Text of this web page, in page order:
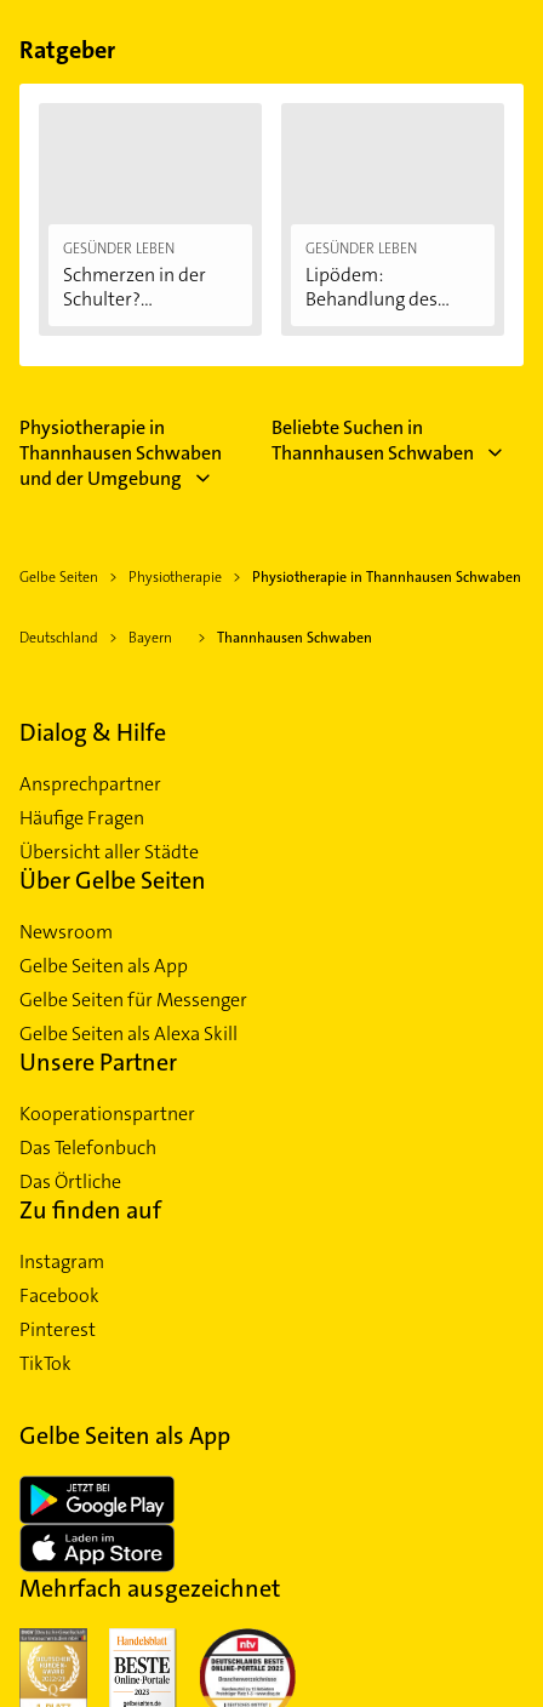
Feiertagen abweichen können.
Ratgeber
GESÜNDER LEBEN
Schmerzen in der
Schulter?
GESÜNDER LEBEN
Lipödem:
Behandlung des
Physiotherapie in
Thannhausen Schwaben
und der Umgebung
Beliebte Suchen in
Thannhausen Schwaben
Gelbe Seiten Physiotherapie Physiotherapie in Thannhausen Schwaben
Deutschland Bayern Thannhausen Schwaben
Dialog & Hilfe
Ansprechpartner
Häufige Fragen
Übersicht aller Städte
Über Gelbe Seiten
Newsroom
Gelbe Seiten als App
Gelbe Seiten für Messenger
Gelbe Seiten als Alexa Skill
Unsere Partner
Kooperationspartner
Das Telefonbuch
Das Örtliche
Zu finden auf
Instagram
Facebook
Pinterest
TikTok
Gelbe Seiten als App
Mehrfach ausgezeichnet